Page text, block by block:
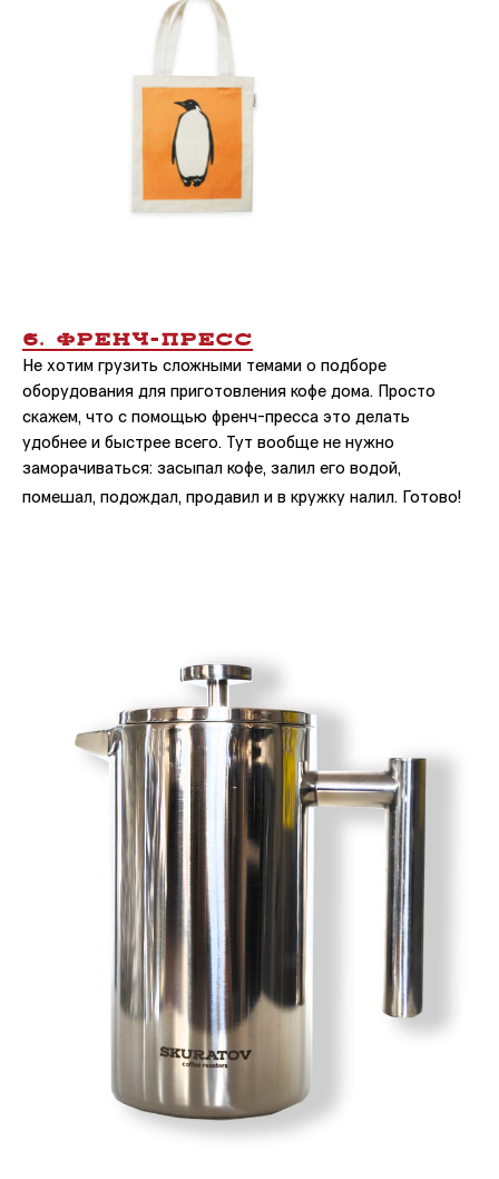
6. ФРЕНЧ-ПРЕСС
Не хотим грузить сложными темами о подборе
оборудования для приготовления кофе дома. Просто
скажем, что с помощью френч-пресса это делать
удобнее и быстрее всего. Тут вообще не нужно
заморачиваться: засыпал кофе, залил его водой,
помешал, подождал, продавил и в кружку налил. Готово!
Поставщикам и партнёрам
partners@skuratovcoffee.ru
Контакты